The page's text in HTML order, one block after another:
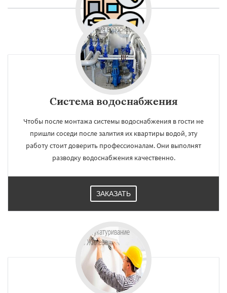
Система водоснабжения
Чтобы после монтажа системы водоснабжения в гости не
пришли соседи после залития их квартиры водой, эту
работу стоит доверить профессионалам. Они выполнят
разводку водоснабжения качественно.
ЗАКАЗАТЬ